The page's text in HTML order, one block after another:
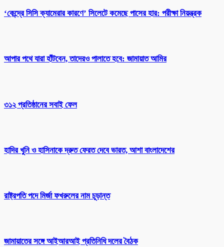
‘কেন্দ্রে সিসি ক্যামেরার কারণে’ সিলেটে কমেছে পাসের হার: পরীক্ষা নিয়ন্ত্রক
আপার পথে যারা হাঁটবেন, তাদেরও পালাতে হবে: জামায়াত আমির
৩১২ প্রতিষ্ঠানের সবাই ফেল
হাদির খুনি ও হাসিনাকে দ্রুত ফেরত দেবে ভারত, আশা বাংলাদেশের
রাষ্ট্রপতি পদে মির্জা ফখরুলের নাম চূড়ান্ত
জামায়াতের সঙ্গে আইআরআই প্রতিনিধি দলের বৈঠক